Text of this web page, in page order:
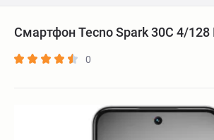
Смартфон Tecno Spark 30C 4/
0